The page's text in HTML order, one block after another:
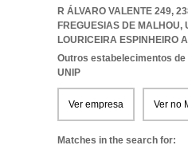
R ÁLVARO VALENTE 249,
FREGUESIAS DE MALHOU,
LOURICEIRA ESPINHEIRO
Outros estabelecimentos
UNIP
Ver empresa Ver no
Matches in the search for: